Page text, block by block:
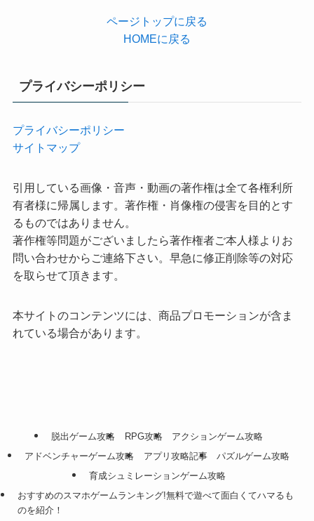
ページトップに戻る
HOMEに戻る
プライバシーポリシー
プライバシーポリシー
サイトマップ
引用している画像・音声・動画の著作権は全て各権利所
有者様に帰属します。著作権・肖像権の侵害を目的とす
るものではありません。
著作権等問題がございましたら著作権者ご本人様よりお
問い合わせからご連絡下さい。早急に修正削除等の対応
を取らせて頂きます。
本サイトのコンテンツには、商品プロモーションが含ま
れている場合があります。
脱出ゲーム攻略 RPG攻略
アクションゲーム攻略
アドベンチャーゲーム攻略
アプリ攻略記事
パズルゲーム攻略
育成シュミレーションゲーム攻略
おすすめのスマホゲームランキング!無料で遊べて面白くてハマるも
のを紹介！